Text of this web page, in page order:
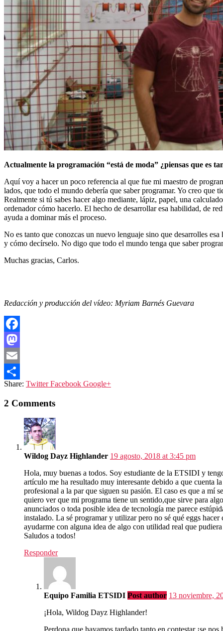
Actualmente la programación “está de moda” ¿piensas que es
Aquí voy a hacer un poco referencia al que fue mi maestro de
lados, que todo el mundo debería que saber programar. Yo creo que
Realmente si tú sabes hacer algo mediante, lápiz, papel, una
ordenador cómo hacerlo. El hecho de desarrollar esa habilidad, de
ayuda a dominar más el proceso.
No es tanto que conozcas un nuevo lenguaje sino que desarrolles
y cómo decírselo. No digo que todo el mundo tenga que saber
Muchas gracias, Carlos.
Redacción y producción del vídeo: Myriam Barnés Guevara
Facebook
Mastodon
Email
Compartir
Share: Twitter Facebook Google+
2 Comments
Wildog Dayz Highlander 19 agosto, 2018 at 3:45 pm
Hola, muy buenas a todos. Soy estudiante de la ETSIDI y
artículo me ha resultado muy interesante debido a que cuenta
profesional a la par que siguen su pasión. El caso es que a mí
quiero ver que mi programa tiene un sentido,que sirve para
anunciados o toda posible idea de tecnología me parece
instalado. La sé programar y utilizar pero no sé qué eggs
ayudarme con alguna idea de algo con utilidad real que
Saludos a todos!
Responder
Equipo Familia ETSIDI Post author 13 noviembre,
¡Hola, Wildog Dayz Highlander!